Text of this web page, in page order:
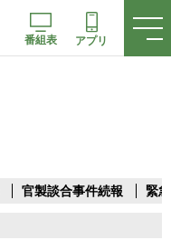
番組表 アプリ
官製談合事件続報 緊